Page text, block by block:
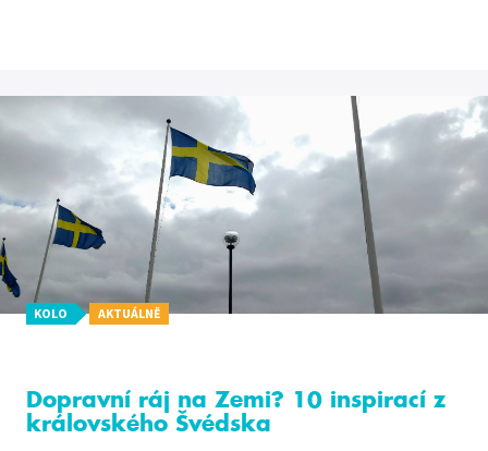
KOLO AKTUÁLNĚ
Dopravní ráj na Zemi? 10 inspirací z
královského Švédska